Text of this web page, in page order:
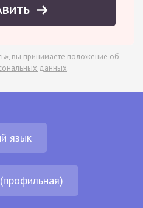
вы принимаете положение об
данных.
язык